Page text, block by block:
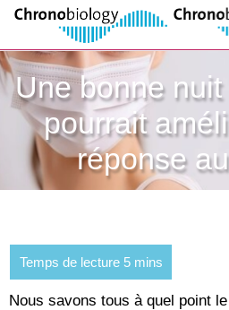
Une bonne
pourrait
réponse
Nous savons tous à quel point